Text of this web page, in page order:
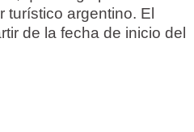
turístico argentino. El
de la fecha de inicio del